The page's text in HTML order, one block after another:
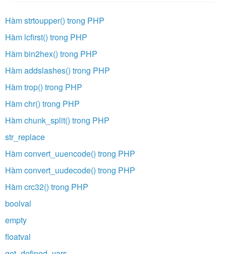
Hàm strtoupper() trong PHP
Hàm lcfirst() trong PHP
Hàm bin2hex() trong PHP
Hàm addslashes() trong PHP
Hàm trop() trong PHP
Hàm chr() trong PHP
Hàm chunk_split() trong PHP
str_replace
Hàm convert_uuencode() trong PHP
Hàm convert_uudecode() trong PHP
Hàm crc32() trong PHP
boolval
empty
floatval